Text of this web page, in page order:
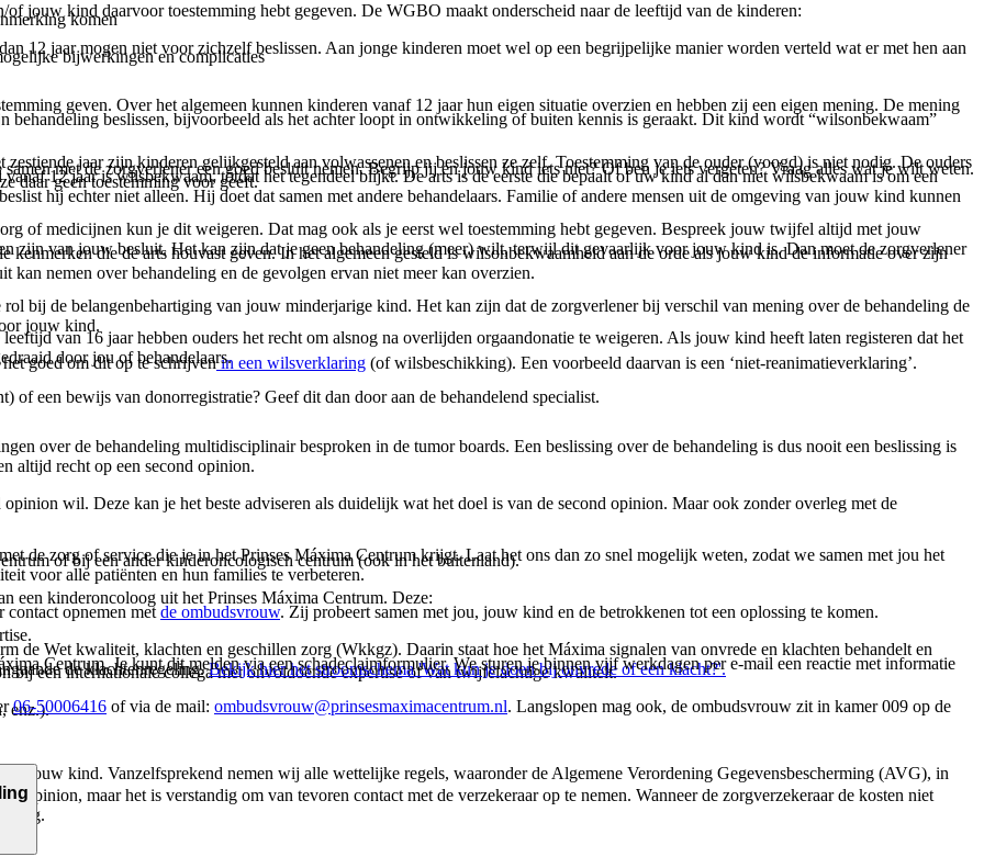
komen
bijwerkingen en complicaties
met de zorgverlener een goed besluit nemen. Begrijp jij en jouw kind iets niet? Of ben je iets vergeten? Vraag alles wat je wilt weten.
jouw kind daarvoor toestemming hebt gegeven. De WGBO maakt onderscheid naar de leeftijd van de kinderen:
12 jaar mogen niet voor zichzelf beslissen. Aan jonge kinderen moet wel op een begrijpelijke manier worden verteld wat er met hen aan
geven. Over het algemeen kunnen kinderen vanaf 12 jaar hun eigen situatie overzien en hebben zij een eigen mening. De mening
zestiende jaar zijn kinderen gelijkgesteld aan volwassenen en beslissen ze zelf. Toestemming van de ouder (voogd) is niet nodig. De ouders
daar geen toestemming voor geeft.
behandeling beslissen, bijvoorbeeld als het achter loopt in ontwikkeling of buiten kennis is geraakt. Dit kind wordt “wilsonbekwaam”
12 jaar is wilsbekwaam, totdat het tegendeel blijkt. De arts is de eerste die bepaalt of uw kind al dan niet wilsbekwaam is om een
hij echter niet alleen. Hij doet dat samen met andere behandelaars. Familie of andere mensen uit de omgeving van jouw kind kunnen
kenmerken die de arts houvast geven. In het algemeen gesteld is wilsonbekwaamheid aan de orde als jouw kind de informatie over zijn
kan nemen over behandeling en de gevolgen ervan niet meer kan overzien.
of medicijnen kun je dit weigeren. Dat mag ook als je eerst wel toestemming hebt gegeven. Bespreek jouw twijfel altijd met jouw
zijn van jouw besluit. Het kan zijn dat je geen behandeling (meer) wilt, terwijl dit gevaarlijk voor jouw kind is. Dan moet de zorgverlener
bij de belangenbehartiging van jouw minderjarige kind. Het kan zijn dat de zorgverlener bij verschil van mening over de behandeling de
jouw kind.
goed om dit op te schrijvenin een wilsverklaring (of wilsbeschikking). Een voorbeeld daarvan is een ‘niet-reanimatieverklaring’.
van 16 jaar hebben ouders het recht om alsnog na overlijden orgaandonatie te weigeren. Als jouw kind heeft laten registeren dat het
door jou of behandelaars.
of een bewijs van donorregistratie? Geef dit dan door aan de behandelend specialist.
over de behandeling multidisciplinair besproken in de tumor boards. Een beslissing over de behandeling is dus nooit een beslissing is
altijd recht op een second opinion.
opinion wil. Deze kan je het beste adviseren als duidelijk wat het doel is van de second opinion. Maar ook zonder overleg met de
of bij een ander kinderoncologisch centrum (ook in het buitenland).
een kinderoncoloog uit het Prinses Máxima Centrum. Deze:
bij een internationale collega met onvoldoende expertise of van twijfelachtige kwaliteit.
enz.).
opinion, maar het is verstandig om van tevoren contact met de verzekeraar op te nemen. Wanneer de zorgverzekeraar de kosten niet
de zorg of service die je in het Prinses Máxima Centrum krijgt. Laat het ons dan zo snel mogelijk weten, zodat we samen met jou het
voor alle patiënten en hun families te verbeteren.
opnemen met de ombudsvrouw. Zij probeert samen met jou, jouw kind en de betrokkenen tot een oplossing te komen.
de Wet kwaliteit, klachten en geschillen zorg (Wkkgz). Daarin staat hoe het Máxima signalen van onvrede en klachten behandelt en
de klachtenregeling.Bekijk hier het stroomschema 'Wat kun je doen bij onvrede of een klacht?'.
06-50006416 of via de mail: ombudsvrouw@prinsesmaximacentrum.nl. Langslopen mag ook, de ombudsvrouw zit in kamer 009 op de
Centrum. Je kunt dit melden via een schadeclaimformulier. We sturen je binnen vijf werkdagen per e-mail een reactie met informatie
jouw kind. Vanzelfsprekend nemen wij alle wettelijke regels, waaronder de Algemene Verordening Gegevensbescherming (AVG), in